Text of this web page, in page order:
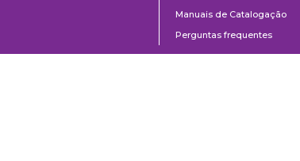
Manuais de Catalogação
Perguntas frequentes